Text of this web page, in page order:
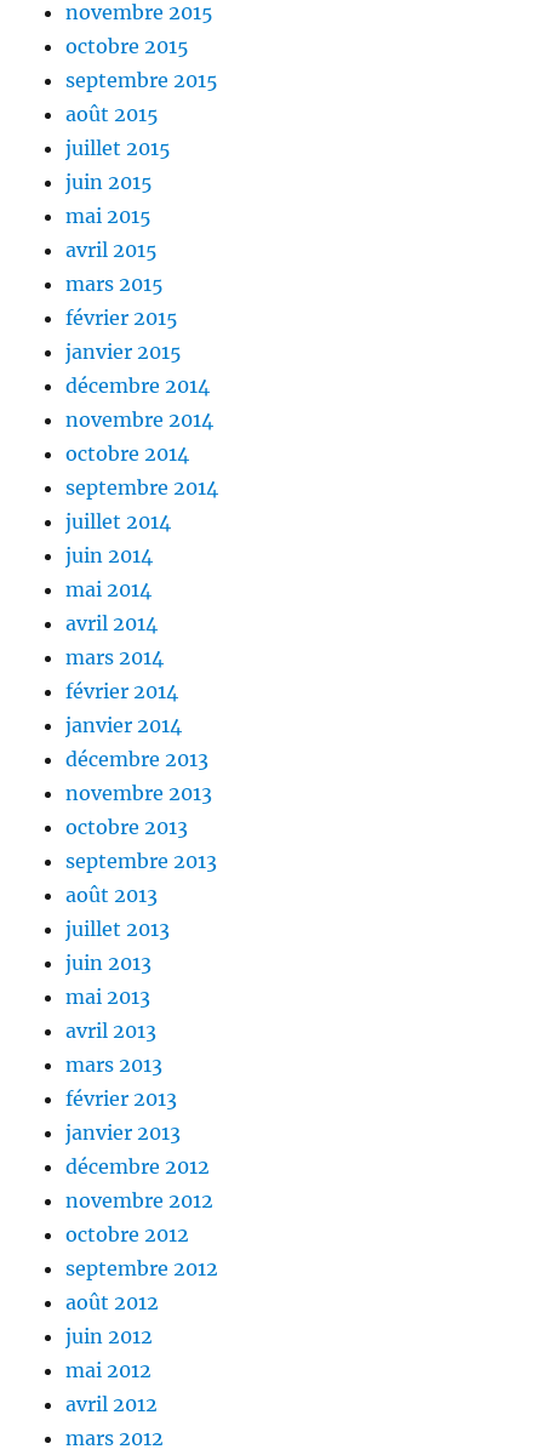
novembre 2015
octobre 2015
septembre 2015
août 2015
juillet 2015
juin 2015
mai 2015
avril 2015
mars 2015
février 2015
janvier 2015
décembre 2014
novembre 2014
octobre 2014
septembre 2014
juillet 2014
juin 2014
mai 2014
avril 2014
mars 2014
février 2014
janvier 2014
décembre 2013
novembre 2013
octobre 2013
septembre 2013
août 2013
juillet 2013
juin 2013
mai 2013
avril 2013
mars 2013
février 2013
janvier 2013
décembre 2012
novembre 2012
octobre 2012
septembre 2012
août 2012
juin 2012
mai 2012
avril 2012
mars 2012